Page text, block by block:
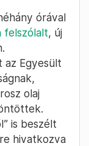
órával
felszólalt, új
az Egyesült
olaj
is beszélt
hivatkozva